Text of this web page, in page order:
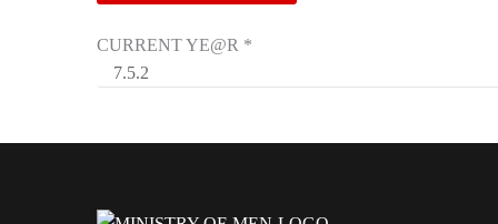
CURRENT YE@R *